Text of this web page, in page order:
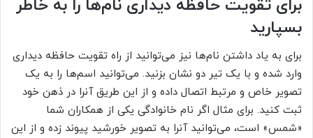
برای تقویت حافظه دیداری نام‌ها را به خاطر
بسپارید
برای به یاد داشتن نام‌ها نیز می‌توانید از راه تقویت حافظه دیداری
وارد شده و با یک تیر دو نشان بزنید. می‌توانید اسم‌ها را به یک
تصویر خاص و مرتبط اتصال داده و از این طریق آنرا در ذهن خود
ثبت کنید. برای مثال اگر نام خانوادگی یکی از همکاران شما
«شمس» است، می‌توانید آنرا به تصویر خورشید پیوند زده و از این